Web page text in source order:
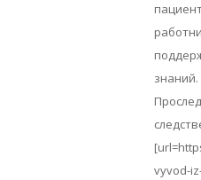
знаний.
vyvod-